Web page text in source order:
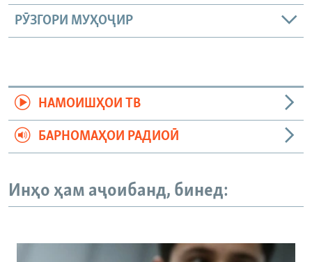
РӮЗГОРИ МУҲОҶИР
НАМОИШҲОИ ТВ
БАРНОМАҲОИ РАДИОӢ
Инҳо ҳам аҷоибанд, бинед: